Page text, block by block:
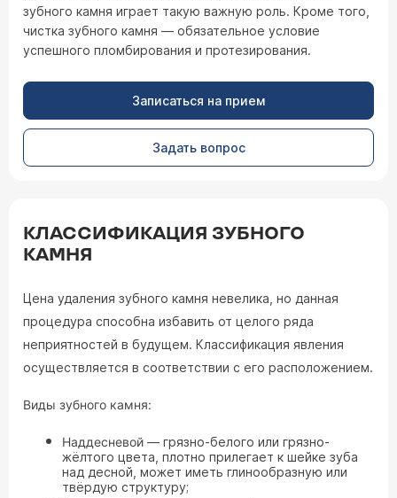
зубного камня играет такую важную роль. Кроме того,
чистка зубного камня — обязательное условие
успешного пломбирования и протезирования.
Записаться на прием
Задать вопрос
КЛАССИФИКАЦИЯ ЗУБНОГО
КАМНЯ
Цена удаления зубного камня невелика, но данная
процедура способна избавить от целого ряда
неприятностей в будущем. Классификация явления
осуществляется в соответствии с его расположением.
Виды зубного камня:
Наддесневой — грязно-белого или грязно-
жёлтого цвета, плотно прилегает к шейке зуба
над десной, может иметь глинообразную или
твёрдую структуру;